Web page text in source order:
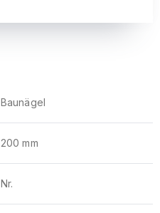
Baunägel
200 mm
Nr.